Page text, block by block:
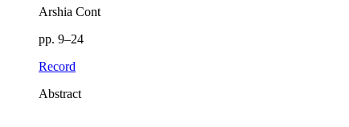
Arshia Cont
pp. 9–24
Record
Abstract